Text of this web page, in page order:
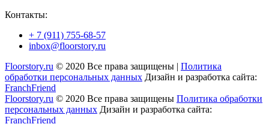
Контакты:
+ 7 (911) 755-68-57
inbox@floorstory.ru
Floorstory.ru © 2020 Все права защищены | Политика
обработки персональных данных Дизайн и разработка сайта:
FranchFriend
Floorstory.ru © 2020 Все права защищены Политика обработки
персональных данных Дизайн и разработка сайта:
FranchFriend